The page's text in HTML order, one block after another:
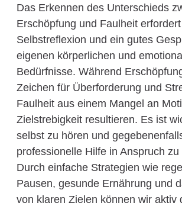
Das Erkennen des Unterschieds
Erschöpfung und Faulheit
Selbstreflexion und ein gutes
eigenen körperlichen und
Bedürfnisse. Während
Zeichen für Überforderung und
Faulheit aus einem Mangel an
Zielstrebigkeit resultieren. Es ist
selbst zu hören und
professionelle Hilfe in Anspruch zu
Durch einfache Strategien wie
Pausen, gesunde Ernährung und
von klaren Zielen können wir aktiv